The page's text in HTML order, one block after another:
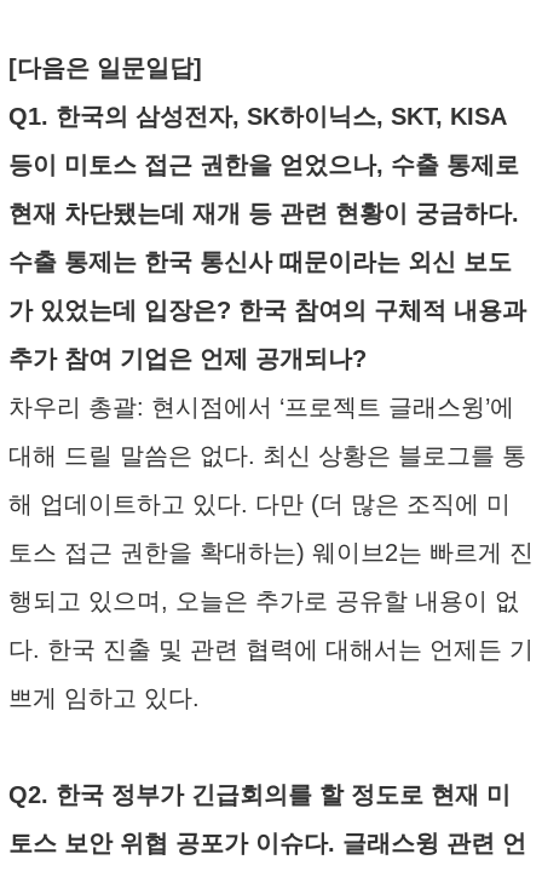
[다음은 일문일답]
Q1. 한국의 삼성전자, SK하이닉스, SKT, KISA
등이 미토스 접근 권한을 얻었으나, 수출 통제로
현재 차단됐는데 재개 등 관련 현황이 궁금하다.
수출 통제는 한국 통신사 때문이라는 외신 보도
가 있었는데 입장은? 한국 참여의 구체적 내용과
추가 참여 기업은 언제 공개되나?
차우리 총괄: 현시점에서 ‘프로젝트 글래스윙’에
대해 드릴 말씀은 없다. 최신 상황은 블로그를 통
해 업데이트하고 있다. 다만 (더 많은 조직에 미
토스 접근 권한을 확대하는) 웨이브2는 빠르게 진
행되고 있으며, 오늘은 추가로 공유할 내용이 없
다. 한국 진출 및 관련 협력에 대해서는 언제든 기
쁘게 임하고 있다.
Q2. 한국 정부가 긴급회의를 할 정도로 현재 미
토스 보안 위협 공포가 이슈다. 글래스윙 관련 언